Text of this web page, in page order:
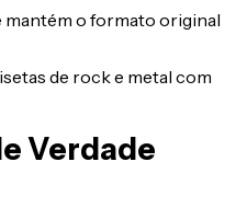
o formato original
de rock e metal com
Verdade